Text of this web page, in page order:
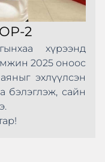
2
хүрээнд
2025 оноос
эхлүүлсэн
бэлэглэж, сайн